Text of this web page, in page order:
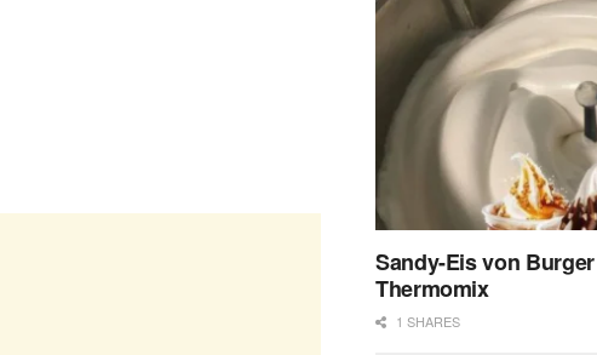
Sandy-Eis von
Thermomix
1 SHARES